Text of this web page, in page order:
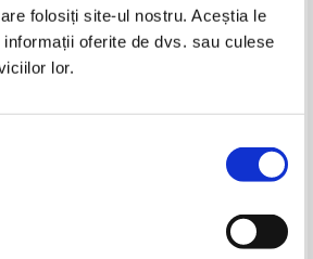
folosiți site-ul nostru. Aceștia le
oferite de dvs. sau culese
lor.
si
Victor Eskenasy - Izvoare si
marturii referitoare la evreii din
Romania (volumul 1)
Pret:27,00Lei 18,90 Lei